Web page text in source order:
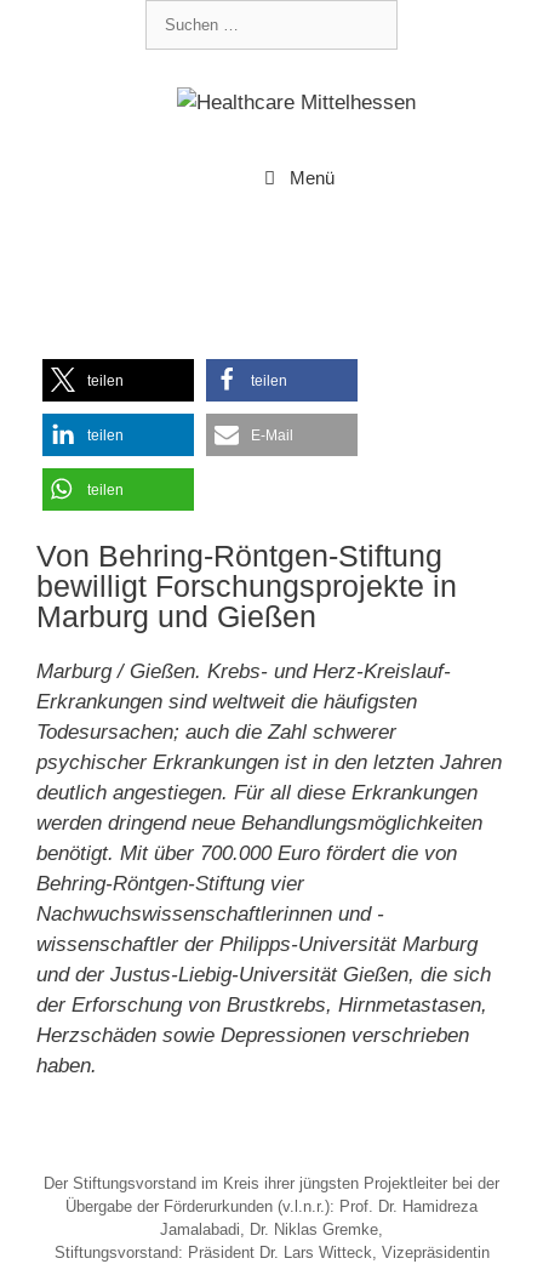
Menü
teilen teilen
teilen E-Mail
teilen
Von Behring-Röntgen-Stiftung
bewilligt Forschungsprojekte in
Marburg und Gießen
Marburg / Gießen. Krebs- und Herz-Kreislauf-
Erkrankungen sind weltweit die häufigsten
Todesursachen; auch die Zahl schwerer
psychischer Erkrankungen ist in den letzten Jahren
deutlich angestiegen. Für all diese Erkrankungen
werden dringend neue Behandlungsmöglichkeiten
benötigt. Mit über 700.000 Euro fördert die von
Behring-Röntgen-Stiftung vier
Nachwuchswissenschaftlerinnen und -
wissenschaftler der Philipps-Universität Marburg
und der Justus-Liebig-Universität Gießen, die sich
der Erforschung von Brustkrebs, Hirnmetastasen,
Herzschäden sowie Depressionen verschrieben
haben.
Der Stiftungsvorstand im Kreis ihrer jüngsten Projektleiter bei der
Übergabe der Förderurkunden (v.l.n.r.): Prof. Dr. Hamidreza
Jamalabadi, Dr. Niklas Gremke,
Stiftungsvorstand: Präsident Dr. Lars Witteck, Vizepräsidentin